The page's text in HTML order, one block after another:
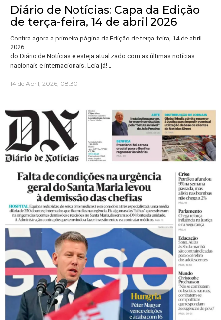
Diário de Notícias: Capa da Edição
de terça-feira, 14 de abril 2026
Confira agora a primeira página da Edição de terça-feira, 14 de abril
2026
do Diário de Notícias e esteja atualizado com as últimas notícias
nacionais e internacionais. Leia já!
14 de Abril, 2026, 08:30